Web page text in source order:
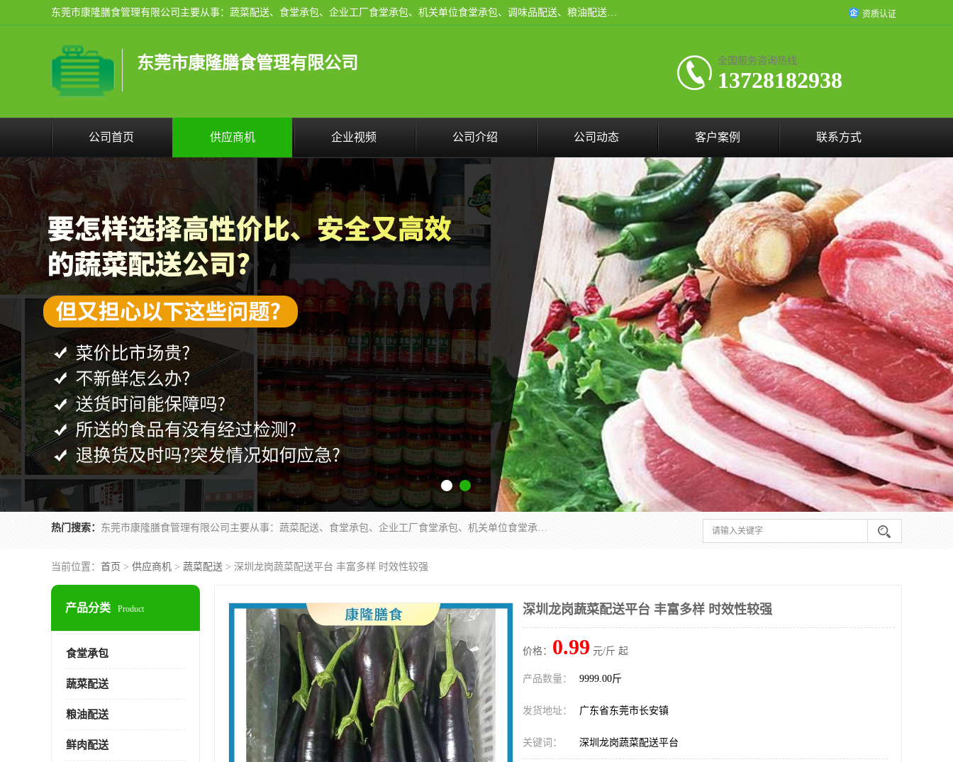
东莞市康隆膳食管理有限公司主要从事：蔬菜配送、食堂承包、企业工厂食堂承包、机关单位食堂承包、调味品配送、粮油配送、干货配送、副食配送、水果配送、海鲜配送等业务，东莞蔬菜配送电话，咨询在线客服。 资质认证
东莞市康隆膳食管理有限公司 全国服务咨询热线:
13728182938
公司首页 供应商机 企业视频 公司介绍 公司动态 客户案例 联系方式
热门搜索： 东莞市康隆膳食管理有限公司主要从事：蔬菜配送、食堂承包、企业工厂食堂承包、机关单位食堂承包、调味品配送、粮油配送、干货配送、副食配送、水果配送、海鲜配送等业务，东莞蔬菜配送电话，咨询在线客服。
当前位置： 首页 > 供应商机 > 蔬菜配送 > 深圳龙岗蔬菜配送平台 丰富多样 时效性较强
产品分类 Product
食堂承包
蔬菜配送
粮油配送
鲜肉配送
深圳龙岗蔬菜配送平台 丰富多样 时效性较强
价格： 0.99 元/斤 起
产品数量： 9999.00斤
发货地址： 广东省东莞市长安镇
关键词： 深圳龙岗蔬菜配送平台